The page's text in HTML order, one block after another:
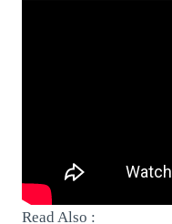
Read Also :